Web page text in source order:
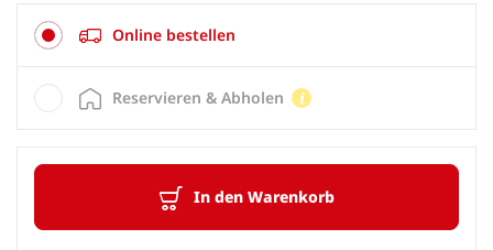
Online bestellen
In den Warenkorb
Reservieren & Abholen